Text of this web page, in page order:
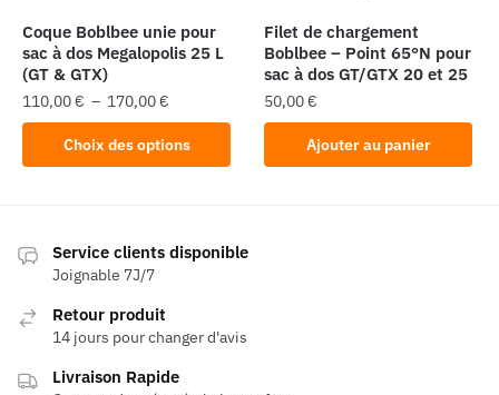
la
page
du
produit
Coque Boblbee unie pour
sac à dos Megalopolis 25 L
(GT & GTX)
110,00€ – 170,00€
de
prix :
110,00 €
Choix des options
produit
variations.
Les
peuvent
choisies
Filet de chargement
Boblbee – Point 65°N pour
sac à dos GT/GTX 20 et 25
50,00€
Ajouter au panier
Service clients disponible
Joignable 7J/7
Retour produit
14 jours pour changer d'avis
Livraison Rapide